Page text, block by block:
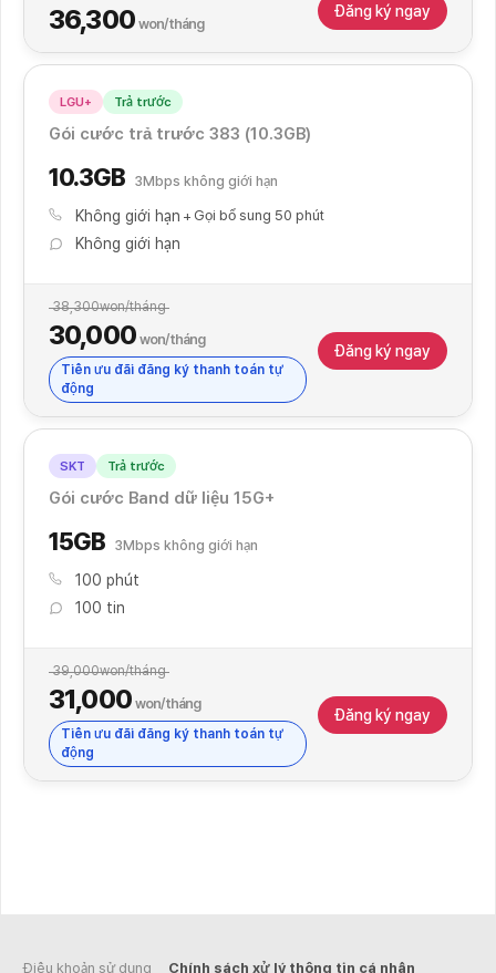
36,300 won/tháng
Đăng ký ngay
LGU+ Trả trước
Gói cước trả trước 383 (10.3GB)
10.3GB 3Mbps không giới hạn
Không giới hạn Gọi bổ sung 50 phút
Không giới hạn
38,300won/tháng
30,000 won/tháng
Tiền ưu đãi đăng ký thanh toán tự
động
Đăng ký ngay
SKT Trả trước
Gói cước Band dữ liệu 15G+
15GB 3Mbps không giới hạn
100 phút
100 tin
39,000won/tháng
31,000 won/tháng
Tiền ưu đãi đăng ký thanh toán tự
động
Đăng ký ngay
Điều khoản sử dụng Chính sách xử lý thông tin cá nhân